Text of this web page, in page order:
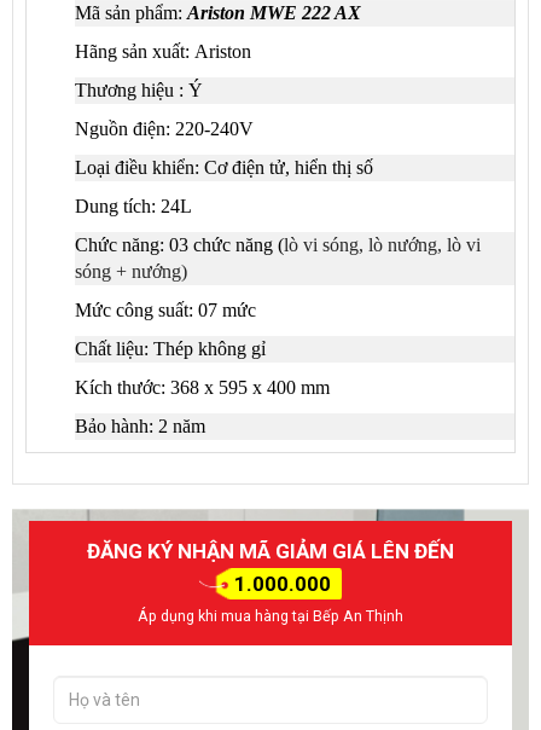
Mã sản phẩm:AristonMWE 222 AX
Hãng sản xuất: Ariston
Thương hiệu : Ý
Nguồn điện: 220-240V
Loại điều khiển: Cơ điện tử, hiển thị số
Dung tích: 24L
Chức năng: 03 chức năng (lò vi sóng, lò nướng, lò vi
sóng + nướng)
Mức công suất: 07 mức
Chất liệu: Thép không gỉ
Kích thước: 368 x 595 x 400 mm
Bảo hành: 2 năm
ĐĂNG KÝ NHẬN MÃ GIẢM GIÁ LÊN ĐẾN
1.000.000
Áp dụng khi mua hàng tại Bếp An Thịnh